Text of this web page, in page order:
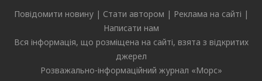
Повідомити новину| Стати автором | Реклама на сайті |
Написати нам
Вся інформація, що розміщена на сайті, взята з відкритих
джерел
Розважально-інформаційний журнал «Морс»